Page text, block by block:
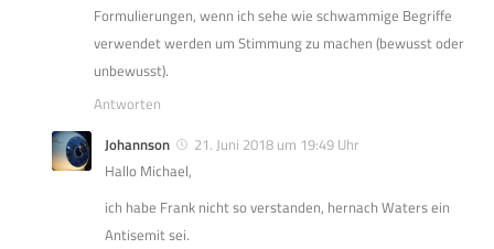
Formulierungen, wenn ich sehe wie schwammige Begriffe
verwendet werden um Stimmung zu machen (bewusst oder
unbewusst).
Antworten
Johannson
21. Juni 2018 um 19:49 Uhr
Hallo Michael,
ich habe Frank nicht so verstanden, hernach Waters ein
Antisemit sei.